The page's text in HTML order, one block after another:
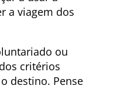
a viagem dos
ou
critérios
destino. Pense